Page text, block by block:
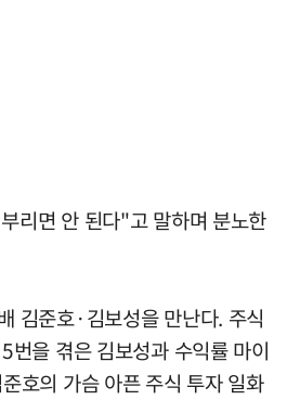
리면 안 된다"고 말하며 분노한
김준호·김보성을 만난다. 주식
번을 겪은 김보성과 수익률 마이
호의 가슴 아픈 주식 투자 일화